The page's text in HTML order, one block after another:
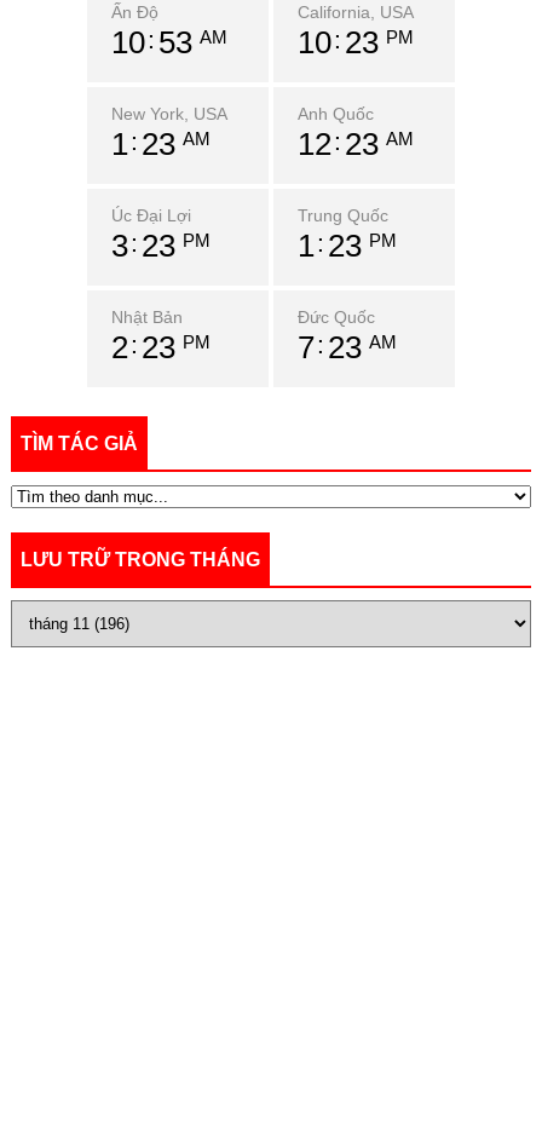
Ấn Độ
10 53 AM
California, USA
10 23 PM
New York, USA
1 23 AM
Anh Quốc
12 23 AM
Úc Đại Lợi
3 23 PM
Trung Quốc
1 23 PM
Nhật Bản
2 23 PM
Đức Quốc
7 23 AM
TÌM TÁC GIẢ
LƯU TRỮ TRONG THÁNG